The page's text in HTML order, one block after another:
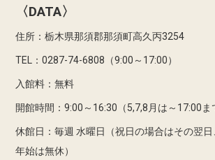
〈DATA〉
住所：栃木県那須郡那須町高久丙3254
TEL：0287-74-6808（9:00～17:00）
入館料：無料
開館時間：9:00～16:30（5,7,8月は～17:00ま
休館日：毎週 水曜日（祝日の場合はその翌
年始は無休）